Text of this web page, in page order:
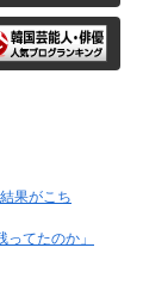
果がこち
てたのか」